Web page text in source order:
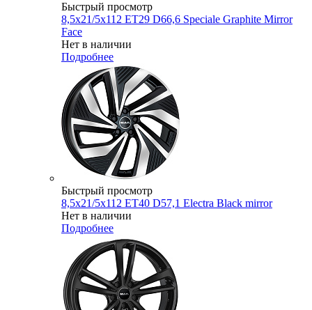
Быстрый просмотр
8,5x21/5x112 ET29 D66,6 Speciale Graphite Mirror
Face
Нет в наличии
Подробнее
Быстрый просмотр
8,5x21/5x112 ET40 D57,1 Electra Black mirror
Нет в наличии
Подробнее